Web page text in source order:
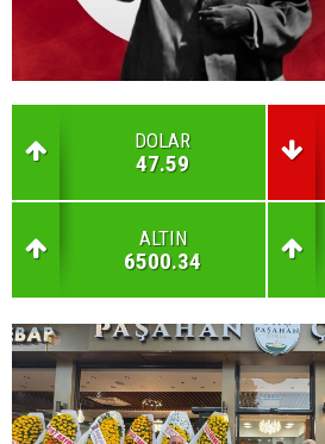
DOLAR
47.59
ALTIN
6500.34